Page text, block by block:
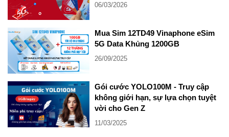
06/03/2026
Mua Sim 12TD49 Vinaphone eSim
5G Data Khủng 1200GB
26/09/2025
Gói cước YOLO100M - Truy cập
không giới hạn, sự lựa chọn tuyệt
vời cho Gen Z
11/03/2025